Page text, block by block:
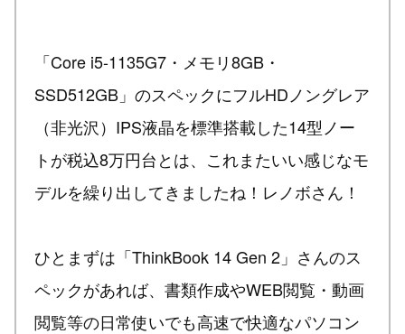
「Core i5-1135G7・メモリ8GB・
SSD512GB」のスペックにフルHDノングレア
（非光沢）IPS液晶を標準搭載した14型ノー
トが税込8万円台とは、これまたいい感じなモ
デルを繰り出してきましたね！レノボさん！
ひとまずは「ThinkBook 14 Gen 2」さんのス
ペックがあれば、書類作成やWEB閲覧・動画
閲覧等の日常使いでも高速で快適なパソコン